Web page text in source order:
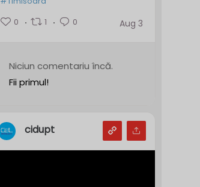
0
1 0 Aug 3
Niciun comentariu încă.
Fii primul!
cidupt